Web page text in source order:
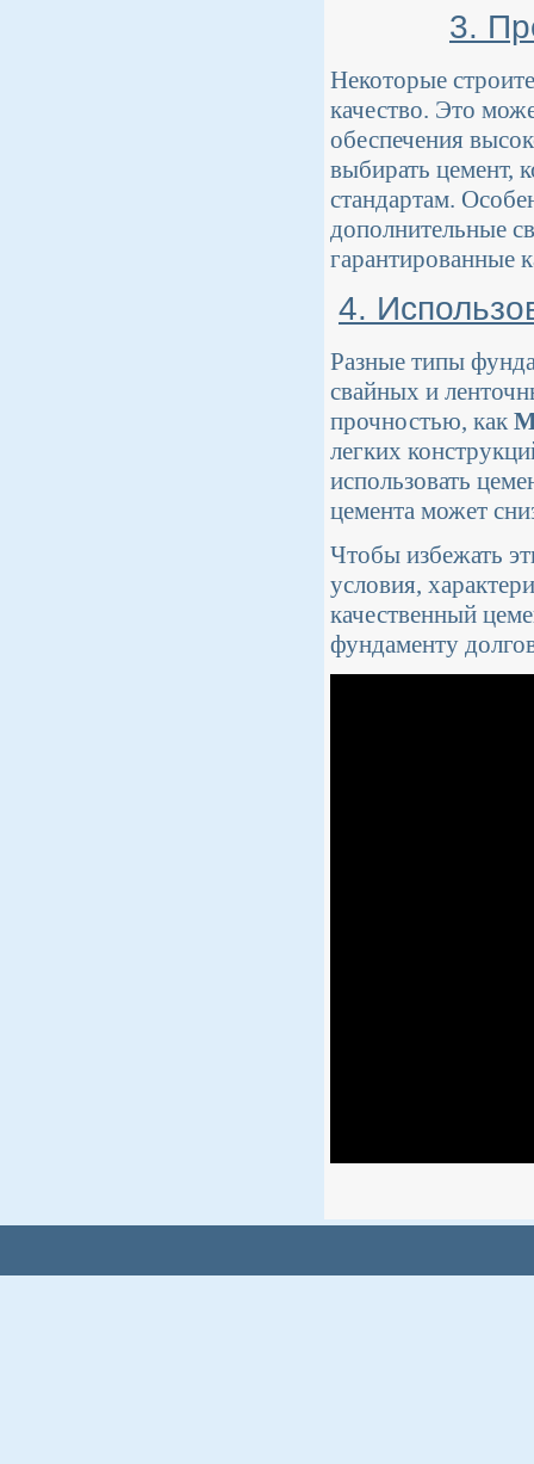
3.
Некоторые
качество. Это
обеспечения
выбирать цемент,
стандартам.
дополнительные
гарантированные
4.
Разные типы
свайных и
прочностью, как
легких
использовать
цемента может
Чтобы избежать
условия,
качественный
фундаменту